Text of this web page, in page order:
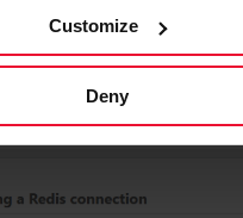
Customize
Deny
запущен, или
отсутствует